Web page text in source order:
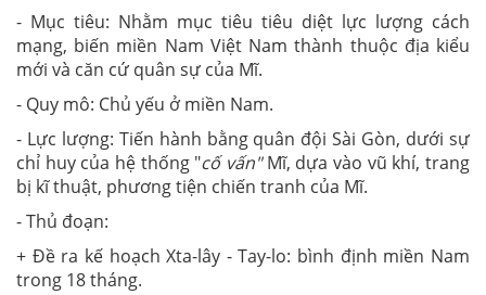
- Mục tiêu: Nhằm mục tiêu tiêu diệt lực lượng cách
mạng, biến miền Nam Việt Nam thành thuộc địa kiểu
mới và căn cứ quân sự của Mĩ.
- Quy mô: Chủ yếu ở miền Nam.
- Lực lượng: Tiến hành bằng quân đội Sài Gòn, dưới sự
chỉ huy của hệ thống "cố vấn"Mĩ, dựa vào vũ khí, trang
bị kĩ thuật, phương tiện chiến tranh của Mĩ.
- Thủ đoạn:
+ Đề ra kế hoạch Xta-lây - Tay-lo: bình định miền Nam
trong 18 tháng.